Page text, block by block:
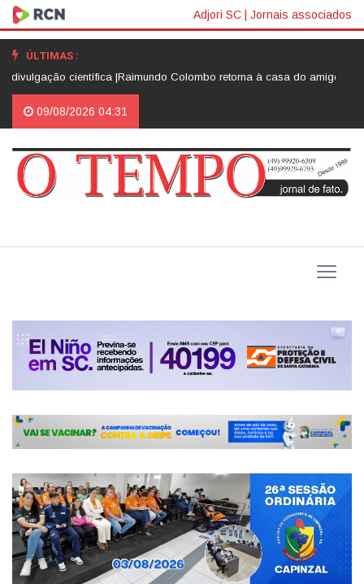
Adjori SC | Jornais associados
ÚLTIMAS :
científica |Raimundo Colombo retorna à casa do amigo Neri Luiz
09/08/2026 04:31